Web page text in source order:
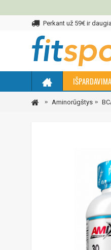
Perkant už 59€ ir
Aminorūgštys